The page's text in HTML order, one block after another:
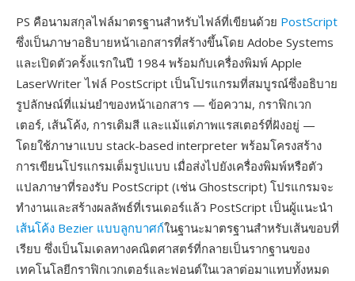
PS คือนามสกุลไฟล์มาตรฐานสำหรับไฟล์ที่เขียนด้วย PostScript
ซึ่งเป็นภาษาอธิบายหน้าเอกสารที่สร้างขึ้นโดย Adobe Systems
และเปิดตัวครั้งแรกในปี 1984 พร้อมกับเครื่องพิมพ์ Apple
LaserWriter ไฟล์ PostScript เป็นโปรแกรมที่สมบูรณ์ซึ่งอธิบาย
รูปลักษณ์ที่แม่นยำของหน้าเอกสาร — ข้อความ, กราฟิกเวก
เตอร์, เส้นโค้ง, การเติมสี และแม้แต่ภาพแรสเตอร์ที่ฝังอยู่ —
โดยใช้ภาษาแบบ stack-based interpreter พร้อมโครงสร้าง
การเขียนโปรแกรมเต็มรูปแบบ เมื่อส่งไปยังเครื่องพิมพ์หรือตัว
แปลภาษาที่รองรับ PostScript (เช่น Ghostscript) โปรแกรมจะ
ทำงานและสร้างผลลัพธ์ที่เรนเดอร์แล้ว PostScript เป็นผู้แนะนำ
เส้นโค้ง Bezier แบบลูกบาศก์ในฐานะมาตรฐานสำหรับเส้นขอบที่
เรียบ ซึ่งเป็นโมเดลทางคณิตศาสตร์ที่กลายเป็นรากฐานของ
เทคโนโลยีกราฟิกเวกเตอร์และฟอนต์ในเวลาต่อมาแทบทั้งหมด